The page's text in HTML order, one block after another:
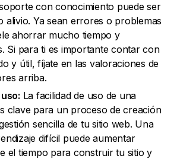
con conocimiento puede ser
alivio. Ya sean errores o problemas
ahorrar mucho tiempo y
Si para ti es importante contar con
y útil, fíjate en las valoraciones de
arriba.
La facilidad de uso de una
clave para un proceso de creación
sencilla de tu sitio web. Una
difícil puede aumentar
el tiempo para construir tu sitio y